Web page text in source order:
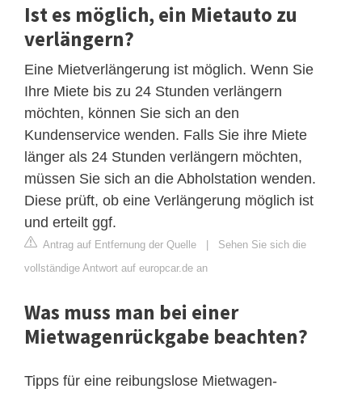
Ist es möglich, ein Mietauto zu
verlängern?
Eine Mietverlängerung ist möglich. Wenn Sie
Ihre Miete bis zu 24 Stunden verlängern
möchten, können Sie sich an den
Kundenservice wenden. Falls Sie ihre Miete
länger als 24 Stunden verlängern möchten,
müssen Sie sich an die Abholstation wenden.
Diese prüft, ob eine Verlängerung möglich ist
und erteilt ggf.
Antrag auf Entfernung der Quelle | Sehen Sie sich die
vollständige Antwort auf europcar.de an
Was muss man bei einer
Mietwagenrückgabe beachten?
Tipps für eine reibungslose Mietwagen-